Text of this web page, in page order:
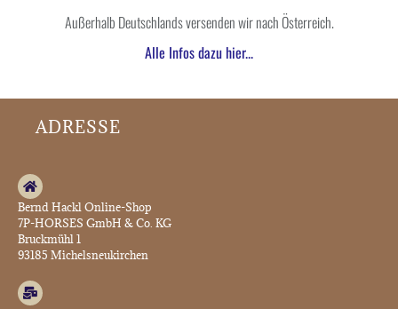
Außerhalb Deutschlands versenden wir nach Österreich.
Alle Infos dazu hier...
ADRESSE
Bernd Hackl Online-Shop
7P-HORSES GmbH & Co. KG
Bruckmühl 1
93185 Michelsneukirchen